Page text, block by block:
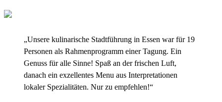
„Unsere kulinarische Stadtführung in Essen war für 19
Personen als Rahmenprogramm einer Tagung. Ein
Genuss für alle Sinne! Spaß an der frischen Luft,
danach ein exzellentes Menu aus Interpretationen
lokaler Spezialitäten. Nur zu empfehlen!“